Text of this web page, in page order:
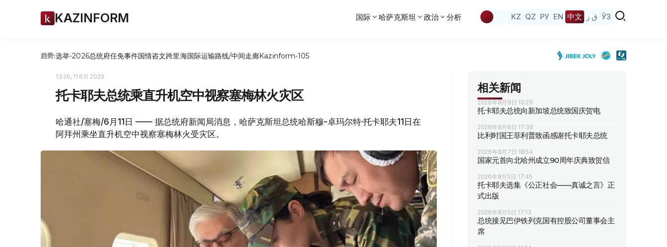
KAZINFORM 国际 哈萨克斯坦 政治 分析 KZ QZ РУ EN 中文 ق ز ЎЗ
趋势:选举-2026总统府任免事件国情咨文跨里海国际运输路线/中间走廊Kazinform-105
13:26, 11 6月 2023
托卡耶夫总统乘直升机空中视察塞梅林火灾区
哈通社/塞梅/6月11日 —— 据总统府新闻局消息，哈萨克斯坦总统哈斯穆-卓玛尔特·托卡耶夫11日在
阿拜州乘坐直升机空中视察塞梅林火受灾区。
相关新闻
2026年8月9日 10:29
托卡耶夫总统向新加坡总统致国庆贺电
2026年8月8日 17:36
比利时国王菲利普致函感谢托卡耶夫总统
2026年8月7日 18:54
国家元首向北哈州成立90周年庆典致贺信
2026年8月5日 17:45
托卡耶夫选集《公正社会——真诚之言》正
式出版
2026年8月5日 17:13
总统接见巴伊铁列克国有控股公司董事会主
席